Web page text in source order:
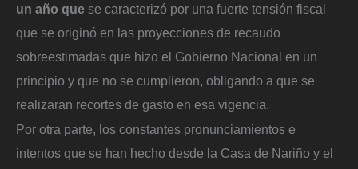
un año que se caracterizó por una fuerte tensión fiscal
que se originó en las proyecciones de recaudo
sobreestimadas que hizo el Gobierno Nacional en un
principio y que no se cumplieron, obligando a que se
realizaran recortes de gasto en esa vigencia.
Por otra parte, los constantes pronunciamientos e
intentos que se han hecho desde la Casa de Nariño y el